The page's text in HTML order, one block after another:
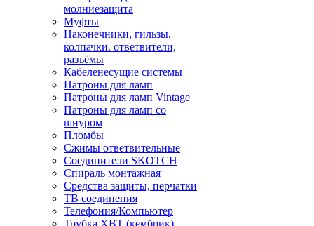
молниезащита
Муфты
Наконечники, гильзы,
колпачки. ответвители,
разъёмы
Кабеленесущие системы
Патроны для ламп
Патроны для ламп Vintage
Патроны для ламп со
шнуром
Пломбы
Сжимы ответвительные
Соединители SKOTCH
Спираль монтажная
Средства защиты, перчатки
ТВ соединения
Телефония/Компьютер